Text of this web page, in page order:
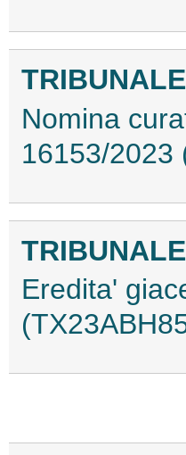
Nomina
16153/2023
Eredita'